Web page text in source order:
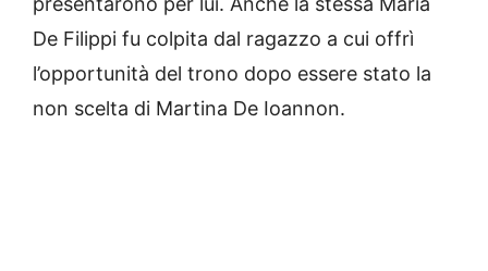
De Filippi fu colpita dal ragazzo a cui offrì
l’opportunità del trono dopo essere stato la
non scelta di Martina De Ioannon.